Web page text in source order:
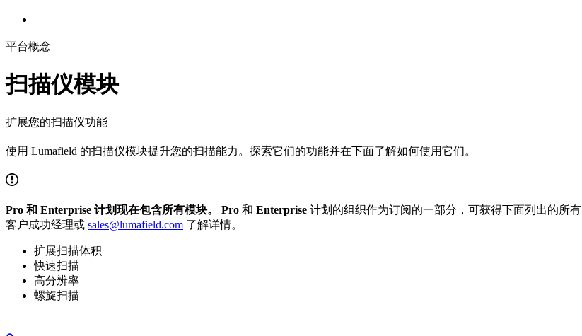
平台概念
扫描仪模块
扩展您的扫描仪功能
使用 Lumafield 的扫描仪模块提升您的扫描能力。探索它们的功能并在下面了解如何使用它们。
Pro 和 Enterprise 计划现在包含所有模块。 Pro 和 Enterprise 计划的组织作为订阅的一部分，可获得下面列出的所
客户成功经理或 sales@lumafield.com 了解详情。
扩展扫描体积
快速扫描
高分辨率
螺旋扫描